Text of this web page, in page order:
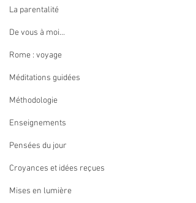
La parentalité
De vous à moi...
Rome : voyage
Méditations guidées
Méthodologie
Enseignements
Pensées du jour
Croyances et idées reçues
Mises en lumière